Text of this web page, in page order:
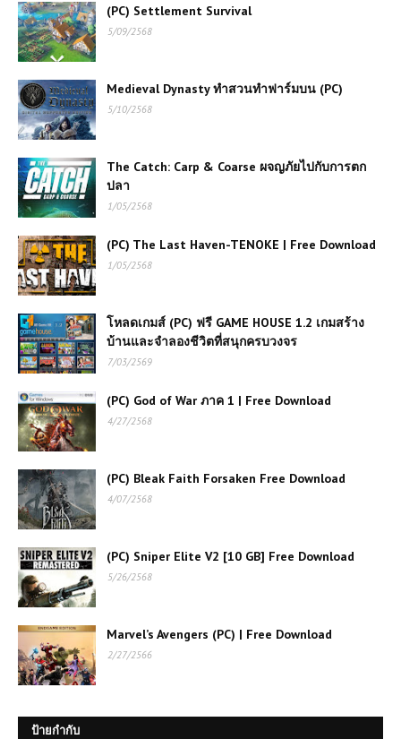
(PC) Settlement Survival
5/09/2568
Medieval Dynasty ทำสวนทำฟาร์มบน (PC)
5/10/2568
The Catch: Carp & Coarse ผจญภัยไปกับการตก
ปลา
1/05/2568
(PC) The Last Haven-TENOKE | Free Download
1/05/2568
โหลดเกมส์ (PC) ฟรี GAME HOUSE 1.2 เกมสร้าง
บ้านและจำลองชีวิตที่สนุกครบวงจร
7/03/2569
(PC) God of War ภาค 1 | Free Download
4/27/2568
(PC) Bleak Faith Forsaken Free Download
4/07/2568
(PC) Sniper Elite V2 [10 GB] Free Download
5/26/2568
Marvel’s Avengers (PC) | Free Download
2/27/2566
ป้ายกำกับ